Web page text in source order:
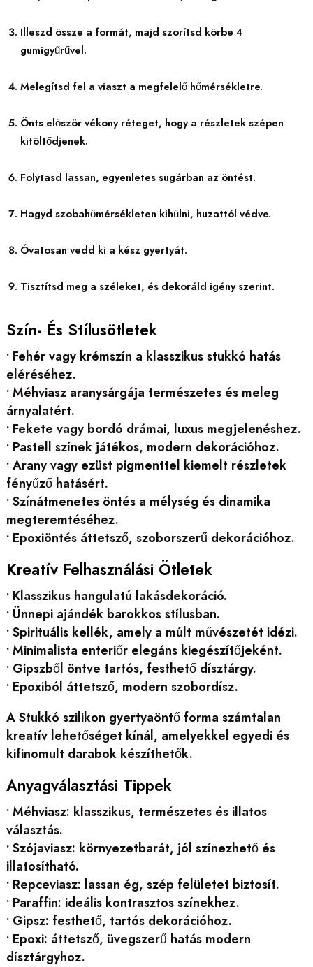
Illeszd össze a formát, majd szorítsd körbe 4
gumigyűrűvel.
Melegítsd fel a viaszt a megfelelő hőmérsékletre.
Önts először vékony réteget, hogy a részletek szépen
kitöltődjenek.
Folytasd lassan, egyenletes sugárban az öntést.
Hagyd szobahőmérsékleten kihűlni, huzattól védve.
Óvatosan vedd ki a kész gyertyát.
Tisztítsd meg a széleket, és dekoráld igény szerint.
Szín- És Stílusötletek
• Fehér vagy krémszín a klasszikus stukkó hatás
eléréséhez.
• Méhviasz aranysárgája természetes és meleg
árnyalatért.
• Fekete vagy bordó drámai, luxus megjelenéshez.
• Pastell színek játékos, modern dekorációhoz.
• Arany vagy ezüst pigmenttel kiemelt részletek
fényűző hatásért.
• Színátmenetes öntés a mélység és dinamika
megteremtéséhez.
• Epoxiöntés áttetsző, szoborszerű dekorációhoz.
Kreatív Felhasználási Ötletek
• Klasszikus hangulatú lakásdekoráció.
• Ünnepi ajándék barokkos stílusban.
• Spirituális kellék, amely a múlt művészetét idézi.
• Minimalista enteriőr elegáns kiegészítőjeként.
• Gipszből öntve tartós, festhető dísztárgy.
• Epoxiból áttetsző, modern szobordísz.
A Stukkó szilikon gyertyaöntő forma számtalan
kreatív lehetőséget kínál, amelyekkel egyedi és
kifinomult darabok készíthetők.
Anyagválasztási Tippek
• Méhviasz: klasszikus, természetes és illatos
választás.
• Szójaviasz: környezetbarát, jól színezhető és
illatosítható.
• Repceviasz: lassan ég, szép felületet biztosít.
• Paraffin: ideális kontrasztos színekhez.
• Gipsz: festhető, tartós dekorációhoz.
• Epoxi: áttetsző, üvegszerű hatás modern
dísztárgyhoz.